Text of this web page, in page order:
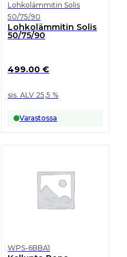
Lohkolämmitin Solis
50/75/90
Lohkolämmitin Solis
50/75/90
499.00 €
sis. ALV 25,5 %
Varastossa
WPS-6BBA1